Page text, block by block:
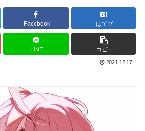
Facebook はてブ
LINE コピー
2021.12.17